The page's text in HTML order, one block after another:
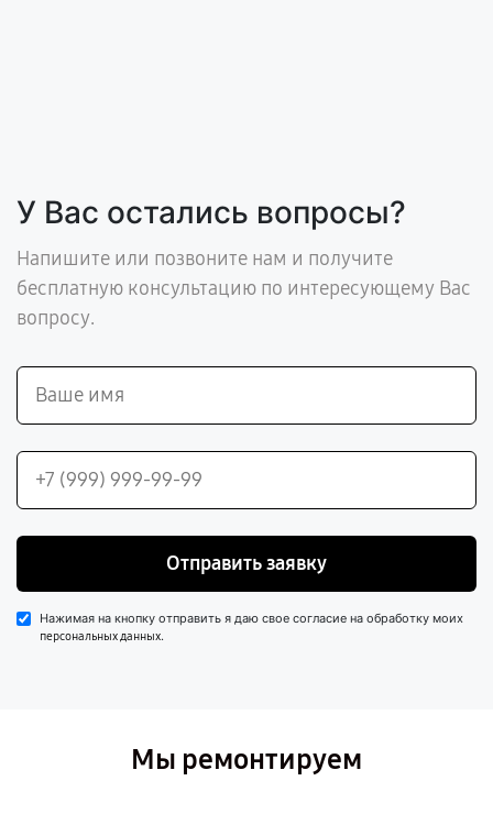
У Вас остались вопросы?
Напишите или позвоните нам и получите
бесплатную консультацию по интересующему Вас
вопросу.
Отправить заявку
Нажимая на кнопку отправить я даю свое согласие на обработку моих
персональных данных.
Мы ремонтируем